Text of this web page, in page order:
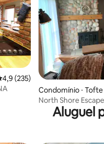
de uma avaliação média de
4,9 (235)
Condomínio ⋅ Tofte
North Shore
Aluguel